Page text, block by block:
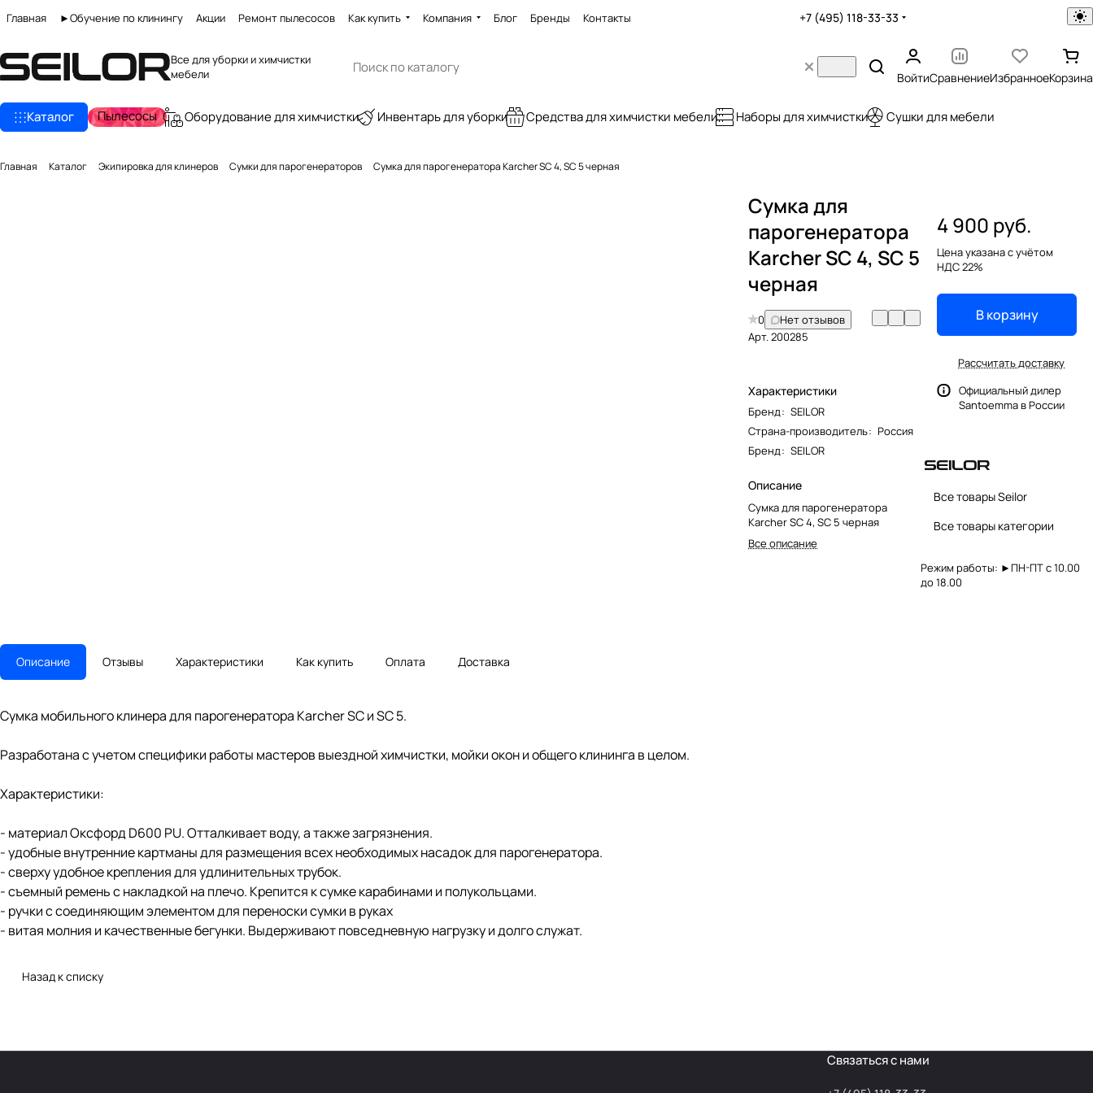
Главная ►Обучение по клинингу Акции Ремонт пылесосов Как купить Компания Блог Бренды Контакты +7 (495) 118-33-33
Все для уборки и химчистки
мебели
ВойтиСравнениеИзбранноеКорзина
Каталог Пылесосы Оборудование для химчистки Инвентарь для уборки Средства для химчистки мебели Наборы для химчистки Сушки для мебели
Главная Каталог Экипировка для клинеров Сумки для парогенераторов Сумка для парогенератора Karcher SC 4, SC 5 черная
Сумка для
парогенератора
Karcher SC 4, SC 5
черная
0
Нет отзывов
Арт.200285
Характеристики
Бренд: SEILOR
Страна-производитель: Россия
Бренд: SEILOR
Описание
Сумка для парогенератора
Karcher SC 4, SC 5 черная
Все описание
4 900 руб.
Цена указана с учётом
НДС 22%
В корзину
Рассчитать доставку
Официальный дилер
Santoemma в России
Все товары Seilor
Все товары категории
Режим работы: ►ПН-ПТ с 10.00
до 18.00
Описание Отзывы Характеристики Как купить Оплата Доставка
Сумка мобильного клинера для парогенератора Karcher SC и SC 5.
Разработана с учетом специфики работы мастеров выездной химчистки, мойки окон и общего клининга в целом.
Характеристики:
- материал Оксфорд D600 PU. Отталкивает воду, а также загрязнения.
- удобные внутренние картманы для размещения всех необходимых насадок для парогенератора.
- сверху удобное крепления для удлинительных трубок.
- съемный ремень с накладкой на плечо. Крепится к сумке карабинами и полукольцами.
- ручки с соединяющим элементом для переноски сумки в руках
- витая молния и качественные бегунки. Выдерживают повседневную нагрузку и долго служат.
Назад к списку
Связаться с нами